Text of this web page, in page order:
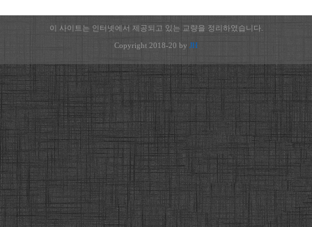
이 사이트는 인터넷에서 제공되고 있는 교량을 정리하였습니다.
Copyright 2018-20 by JH